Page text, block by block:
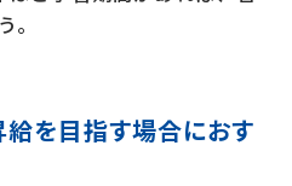
を目指す場合におす